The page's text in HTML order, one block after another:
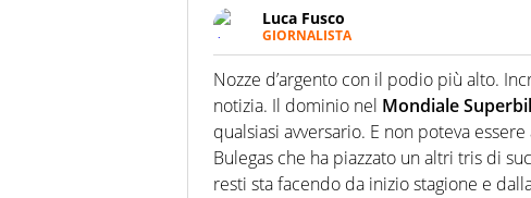
Luca Fusco
GIORNALISTA
Giornalista multimediale. Quando
spesso e volentieri finisce sul podio
Nozze d’argento con il podio più alto.
notizia. Il dominio nel Mondiale
qualsiasi avversario. E non poteva
Bulegas che ha piazzato un altri tris di
resti sta facendo da inizio stagione e